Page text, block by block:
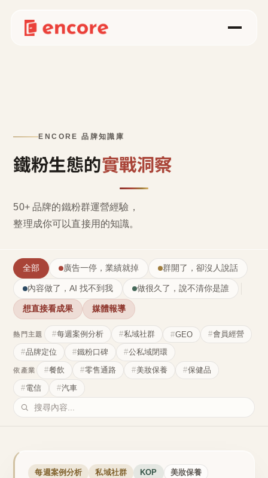
ENCORE 品牌知識庫
鐵粉生態的實戰洞察
50+ 品牌的鐵粉群運營經驗，
整理成你可以直接用的知識。
全部 廣告一停，業績就掉 群開了，卻沒人說話
內容做了，AI 找不到我 做很久了，說不清你是誰
想直接看成果 媒體報導
熱門主題 每週案例分析 私域社群 GEO
會員經營
品牌定位
鐵粉口碑 公私域閉環
依產業 餐飲 零售通路 美妝保養
保健品
電信
汽車
每週案例分析 私域社群 KOP 美妝保養